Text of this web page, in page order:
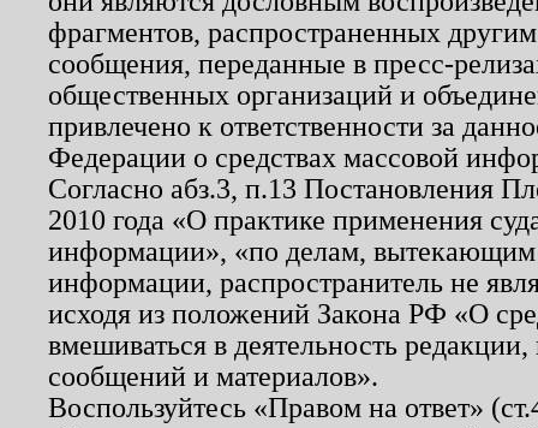
фрагментов, распространенных
сообщения, переданные в пресс-
общественных организаций и
привлечено к ответственности за
Федерации о средствах массовой
Согласно абз.3, п.13 Постановления
2010 года «О практике применения
информации», «по делам, вытекающим
информации, распространитель не
исходя из положений Закона РФ «О
вмешиваться в деятельность
сообщений и материалов».
Воспользуйтесь «Правом на ответ»